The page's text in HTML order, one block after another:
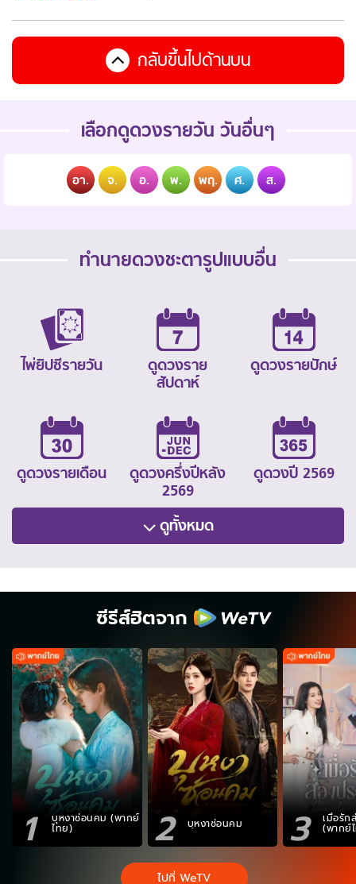
กลับขึ้นไปด้านบน
เลือกดูดวงรายวัน วันอื่นๆ
อา. จ. อ. พ. พฤ. ศ. ส.
ทำนายดวงชะตารูปแบบอื่น
ไพ่ยิปซีรายวัน
ดูดวงราย
สัปดาห์
ดูดวงรายปักษ์
ดูดวงรายเดือน
ดูดวงครึ่งปีหลัง
2569
ดูดวงปี 2569
ดูทั้งหมด
ซีรีส์ฮิตจาก
1 บุหงาซ่อนคม (พากย์
ไทย) 2 บุหงาซ่อนคม 3 เมื่อรัก
(พากย์
ไปที่ WeTV